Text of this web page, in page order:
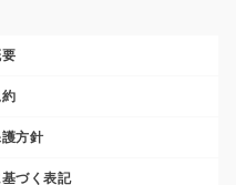
方針
づく表記